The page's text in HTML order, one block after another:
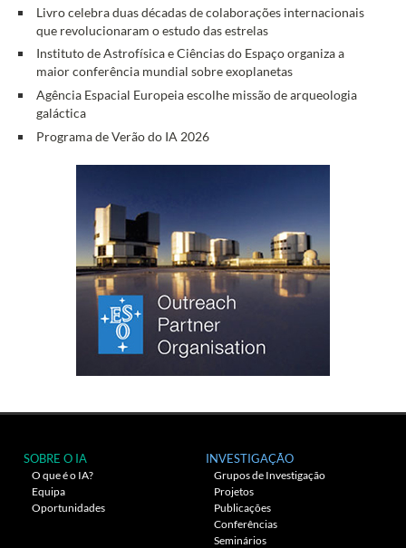
Livro celebra duas décadas de colaborações internacionais
que revolucionaram o estudo das estrelas
Instituto de Astrofísica e Ciências do Espaço organiza a
maior conferência mundial sobre exoplanetas
Agência Espacial Europeia escolhe missão de arqueologia
galáctica
Programa de Verão do IA 2026
SOBRE O IA
O que é o IA?
Equipa
Oportunidades
INVESTIGAÇÃO
Grupos de Investigação
Projetos
Publicações
Conferências
Seminários